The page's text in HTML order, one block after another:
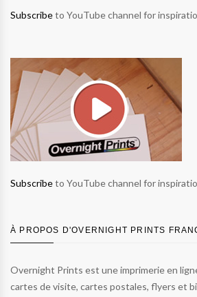
Subscribeto YouTube channel for
Subscribeto YouTube channel for
À PROPOS D'OVERNIGHT PRINTS
Overnight Prints est une imprimerie en
cartes de visite, cartes postales, flyers et